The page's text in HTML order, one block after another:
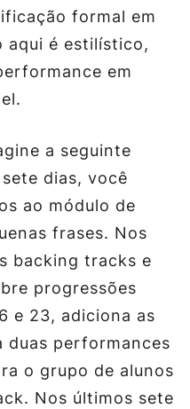
formal em
aqui é estilístico,
em
a seguinte
dias, você
ao módulo de
frases. Nos
backing tracks e
progressões
e 23, adiciona as
duas performances
o grupo de alunos
Nos últimos sete